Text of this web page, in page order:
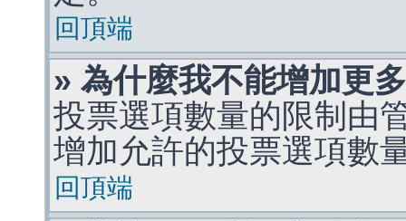
回頂端
» 為什麼我不能增加更
投票選項數量的限制由
增加允許的投票選項數
回頂端